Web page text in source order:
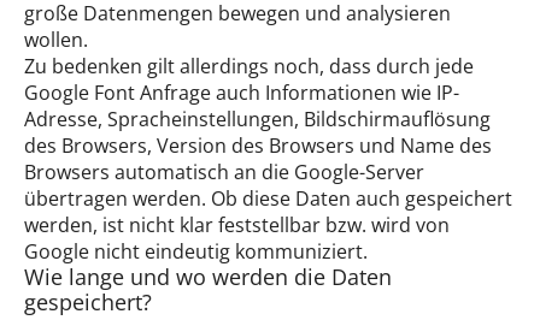
große Datenmengen bewegen und analysieren
wollen.
Zu bedenken gilt allerdings noch, dass durch jede
Google Font Anfrage auch Informationen wie IP-
Adresse, Spracheinstellungen, Bildschirmauflösung
des Browsers, Version des Browsers und Name des
Browsers automatisch an die Google-Server
übertragen werden. Ob diese Daten auch gespeichert
werden, ist nicht klar feststellbar bzw. wird von
Google nicht eindeutig kommuniziert.
Wie lange und wo werden die Daten
gespeichert?